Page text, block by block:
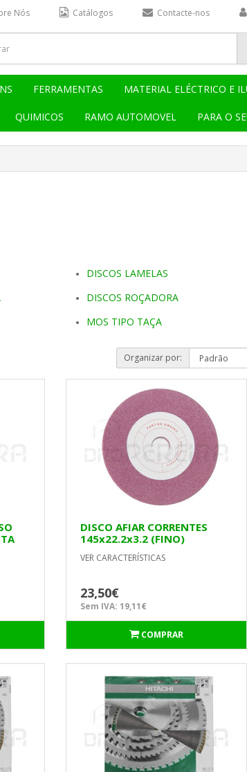
Nós Catálogos Contacte-nos
FERRAMENTAS MATERIAL ELÉCTRICO E
QUIMICOS RAMO AUTOMOVEL PARA O
DISCOS LAMELAS
DISCOS ROÇADORA
MOS TIPO TAÇA
Organizar por:
DISCO AFIAR CORRENTES
145x22.2x3.2 (FINO)
VER CARACTERÍSTICAS
23,50€
Sem IVA: 19,11€
COMPRAR